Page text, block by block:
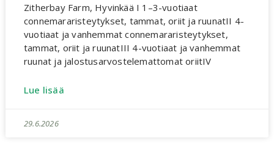
Zitherbay Farm, Hyvinkää I 1–3-vuotiaat
connemararisteytykset, tammat, oriit ja ruunatII 4-
vuotiaat ja vanhemmat connemararisteytykset,
tammat, oriit ja ruunatIII 4-vuotiaat ja vanhemmat
ruunat ja jalostusarvostelemattomat oriitIV
Lue lisää
29.6.2026